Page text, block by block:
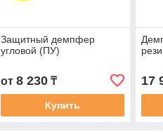
Защитный демпфер
угловой (ПУ)
от 8 230₸
Купить
17